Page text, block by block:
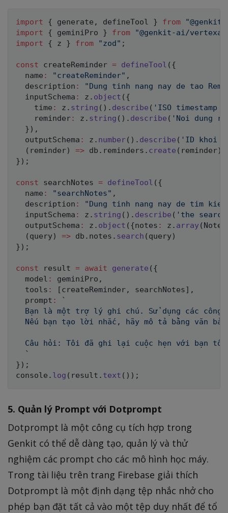
import { generate , defineTool } from
import
{ geminiPro } from
"@genkit-ai/
import
{ z } from "zod" ;
const createReminder = defineTool ( {
  name
: "createReminder" ,
  description
:
"Dung tinh nang nay de tao
  inputSchema
: z . object ( {
    time
: z . string ( ) . describe ( 'ISO timestamp
    reminder
: z . string ( ) . describe ( 'Noi dung
} ) ,
  outputSchema
: z . number( ) . describe ( 'ID khoi
( reminder) => db . reminders . create ( reminder)
} ) ;
const searchNotes = defineTool ( {
  name
: "searchNotes" ,
  description
:
"Dung tinh nang nay de tim
  inputSchema
: z . string ( ) . describe ( 'the
  outputSchema
: z . object ( {notes : z . array (
( query) => db . notes . search ( query)
} ) ;
const result = await generate ( {
  model
: geminiPro ,
  tools
: [createReminder, searchNotes] ,
  prompt
:
`
Bạn là một trợ lý ghi chú. Sử dụng các công
Nếu bạn tạo lời nhắc, hãy mô tả bằng văn
Câu hỏi: Tôi đã ghi lại cuộc hẹn với bạn
`
} ) ;
console . log ( result . text ( ) ) ;
5. Quản lý Prompt với Dotprompt
Dotprompt là một công cụ tích hợp trong
Genkit có thể dễ dàng tạo, quản lý và thử
nghiệm các prompt cho các mô hình học máy.
Trong tài liệu trên trang Firebase giải thích
Dotprompt là một định dạng tệp nhắc nhở cho
phép bạn đặt tất cả vào một tệp duy nhất để tổ